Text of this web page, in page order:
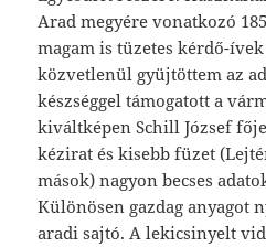
Arad megyére vonatkozó
magam is tüzetes kérdő-
közvetlenül gyüjtöttem az
készséggel támogatott a
kiváltképen Schill József
kézirat és kisebb füzet
mások) nagyon becses
Különösen gazdag anyagot
aradi sajtó. A lekicsinyelt